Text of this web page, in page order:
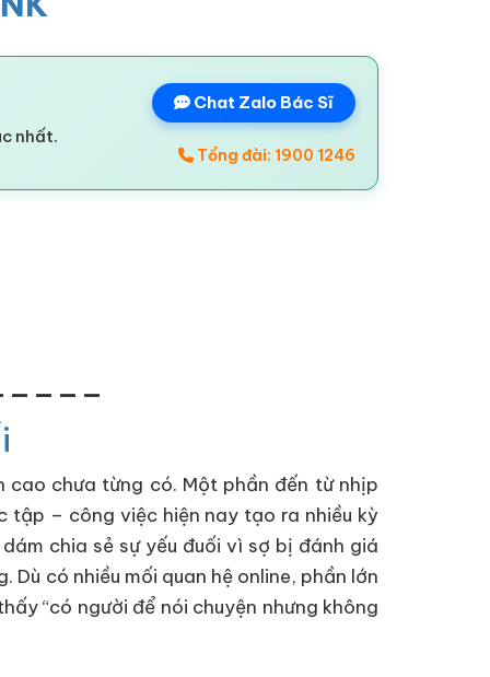
nhất.
Chat Zalo Bác Sĩ
Tổng đài: 1900 1246
chưa từng có. Một phần đến từ nhịp
tập – công việc hiện nay tạo ra nhiều kỳ
chia sẻ sự yếu đuối vì sợ bị đánh giá
Dù có nhiều mối quan hệ online, phần lớn
“có người để nói chuyện nhưng không